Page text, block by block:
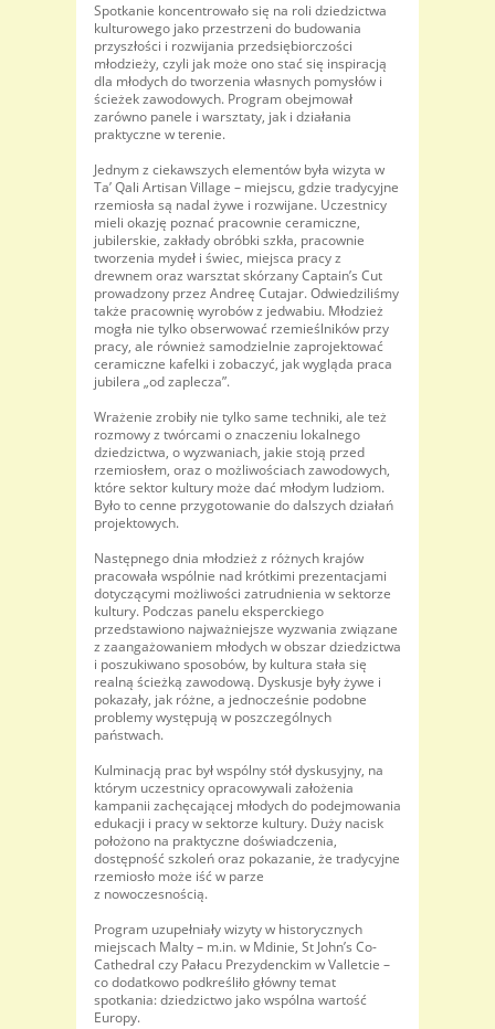
Spotkanie koncentrowało się na roli dziedzictwa
kulturowego jako przestrzeni do budowania
przyszłości i rozwijania przedsiębiorczości
młodzieży, czyli jak może ono stać się inspiracją
dla młodych do tworzenia własnych pomysłów i
ścieżek zawodowych. Program obejmował
zarówno panele i warsztaty, jak i działania
praktyczne w terenie.
Jednym z ciekawszych elementów była wizyta w
Ta’ Qali Artisan Village – miejscu, gdzie tradycyjne
rzemiosła są nadal żywe i rozwijane. Uczestnicy
mieli okazję poznać pracownie ceramiczne,
jubilerskie, zakłady obróbki szkła, pracownie
tworzenia mydeł i świec, miejsca pracy z
drewnem oraz warsztat skórzany Captain’s Cut
prowadzony przez Andreę Cutajar. Odwiedziliśmy
także pracownię wyrobów z jedwabiu. Młodzież
mogła nie tylko obserwować rzemieślników przy
pracy, ale również samodzielnie zaprojektować
ceramiczne kafelki i zobaczyć, jak wygląda praca
jubilera „od zaplecza”.
Wrażenie zrobiły nie tylko same techniki, ale też
rozmowy z twórcami o znaczeniu lokalnego
dziedzictwa, o wyzwaniach, jakie stoją przed
rzemiosłem, oraz o możliwościach zawodowych,
które sektor kultury może dać młodym ludziom.
Było to cenne przygotowanie do dalszych działań
projektowych.
Następnego dnia młodzież z różnych krajów
pracowała wspólnie nad krótkimi prezentacjami
dotyczącymi możliwości zatrudnienia w sektorze
kultury. Podczas panelu eksperckiego
przedstawiono najważniejsze wyzwania związane
z zaangażowaniem młodych w obszar dziedzictwa
i poszukiwano sposobów, by kultura stała się
realną ścieżką zawodową. Dyskusje były żywe i
pokazały, jak różne, a jednocześnie podobne
problemy występują w poszczególnych
państwach.
Kulminacją prac był wspólny stół dyskusyjny, na
którym uczestnicy opracowywali założenia
kampanii zachęcającej młodych do podejmowania
edukacji i pracy w sektorze kultury. Duży nacisk
położono na praktyczne doświadczenia,
dostępność szkoleń oraz pokazanie, że tradycyjne
rzemiosło może iść w parze
z nowoczesnością.
Program uzupełniały wizyty w historycznych
miejscach Malty – m.in. w Mdinie, St John’s Co-
Cathedral czy Pałacu Prezydenckim w Valletcie –
co dodatkowo podkreśliło główny temat
spotkania: dziedzictwo jako wspólna wartość
Europy.